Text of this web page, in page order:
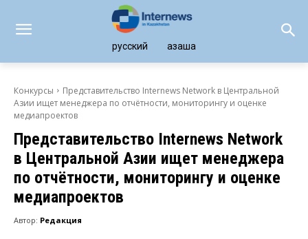
русский қазақша
Конкурсы
Представительство Internews Network в Центральной
Азии ищет менеджера по отчётности, мониторингу и оценке
медиапроектов
Представительство Internews Network
в Центральной Азии ищет менеджера
по отчётности, мониторингу и оценке
медиапроектов
Автор: Редакция